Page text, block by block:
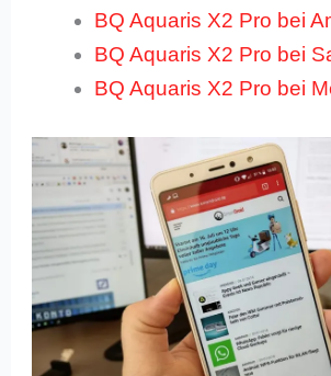
BQ Aquaris X2 Pro bei
BQ Aquaris X2 Pro bei
BQ Aquaris X2 Pro bei